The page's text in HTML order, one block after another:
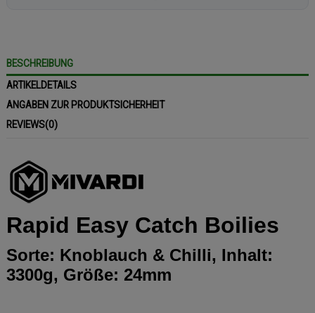
BESCHREIBUNG
ARTIKELDETAILS
ANGABEN ZUR PRODUKTSICHERHEIT
REVIEWS(0)
Rapid Easy Catch Boilies
Sorte: Knoblauch & Chilli, Inhalt:
3300g, Größe: 24mm